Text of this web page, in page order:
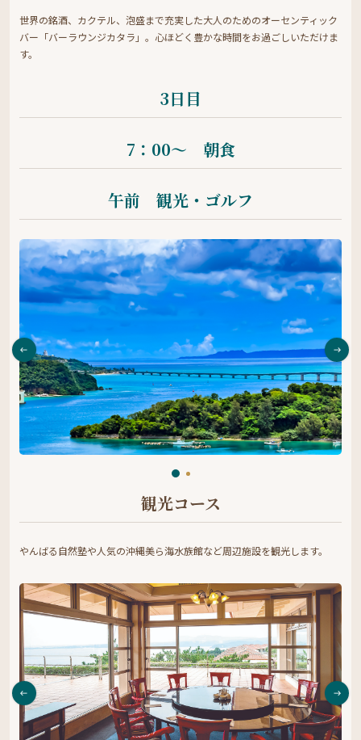
世界の銘酒、カクテル、泡盛まで充実した大人のためのオーセンティック
バー「バーラウンジカタラ」。心ほどく豊かな時間をお過ごしいただけま
す。
3日目
7：00〜 朝食
午前 観光・ゴルフ
観光コース
やんばる自然塾や人気の沖縄美ら海水族館など周辺施設を観光します。